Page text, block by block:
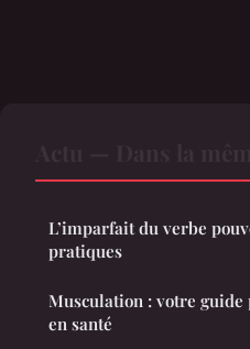
L’imparfait du verbe
pratiques
Musculation : votre
en santé